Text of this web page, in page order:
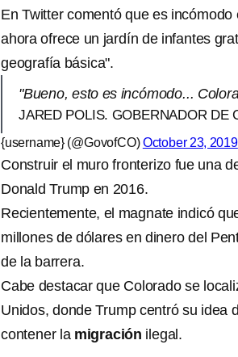
En Twitter comentó que es
ahora ofrece un jardín de infantes
geografía básica".
"Bueno, esto es incómodo...
JARED POLIS. GOBERNADOR DE
{username} (@GovofCO)October 23, 2019
Construir el muro fronterizo fue una
Donald Trump en 2016.
Recientemente, el magnate indicó
millones de dólares en dinero del
de la barrera.
Cabe destacar que Colorado se
Unidos, donde Trump centró su idea
contener la migración ilegal.